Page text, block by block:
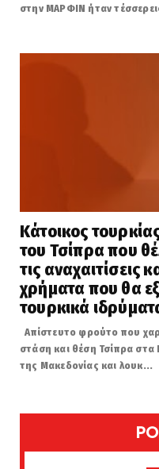
στην ΜΑΡΦΙΝ ήταν
Κάτοικος
του Τσίπρα που
τις αναχαιτίσεις
χρήματα που θα
τουρκικά
Απίστευτο φρούτο που
στάση και θέση Τσίπρα στα
της Μακεδονίας και λουκ...